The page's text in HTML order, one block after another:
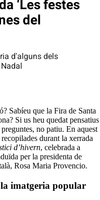
‘Les festes
del
d'alguns dels
Sabíeu que la Fira de Santa
Si us heu quedat pensatius
no patiu. En aquest
durant la xerrada
d’hivern, celebrada a
per la presidenta de
Rosa Maria Provencio.
imatgeria popular